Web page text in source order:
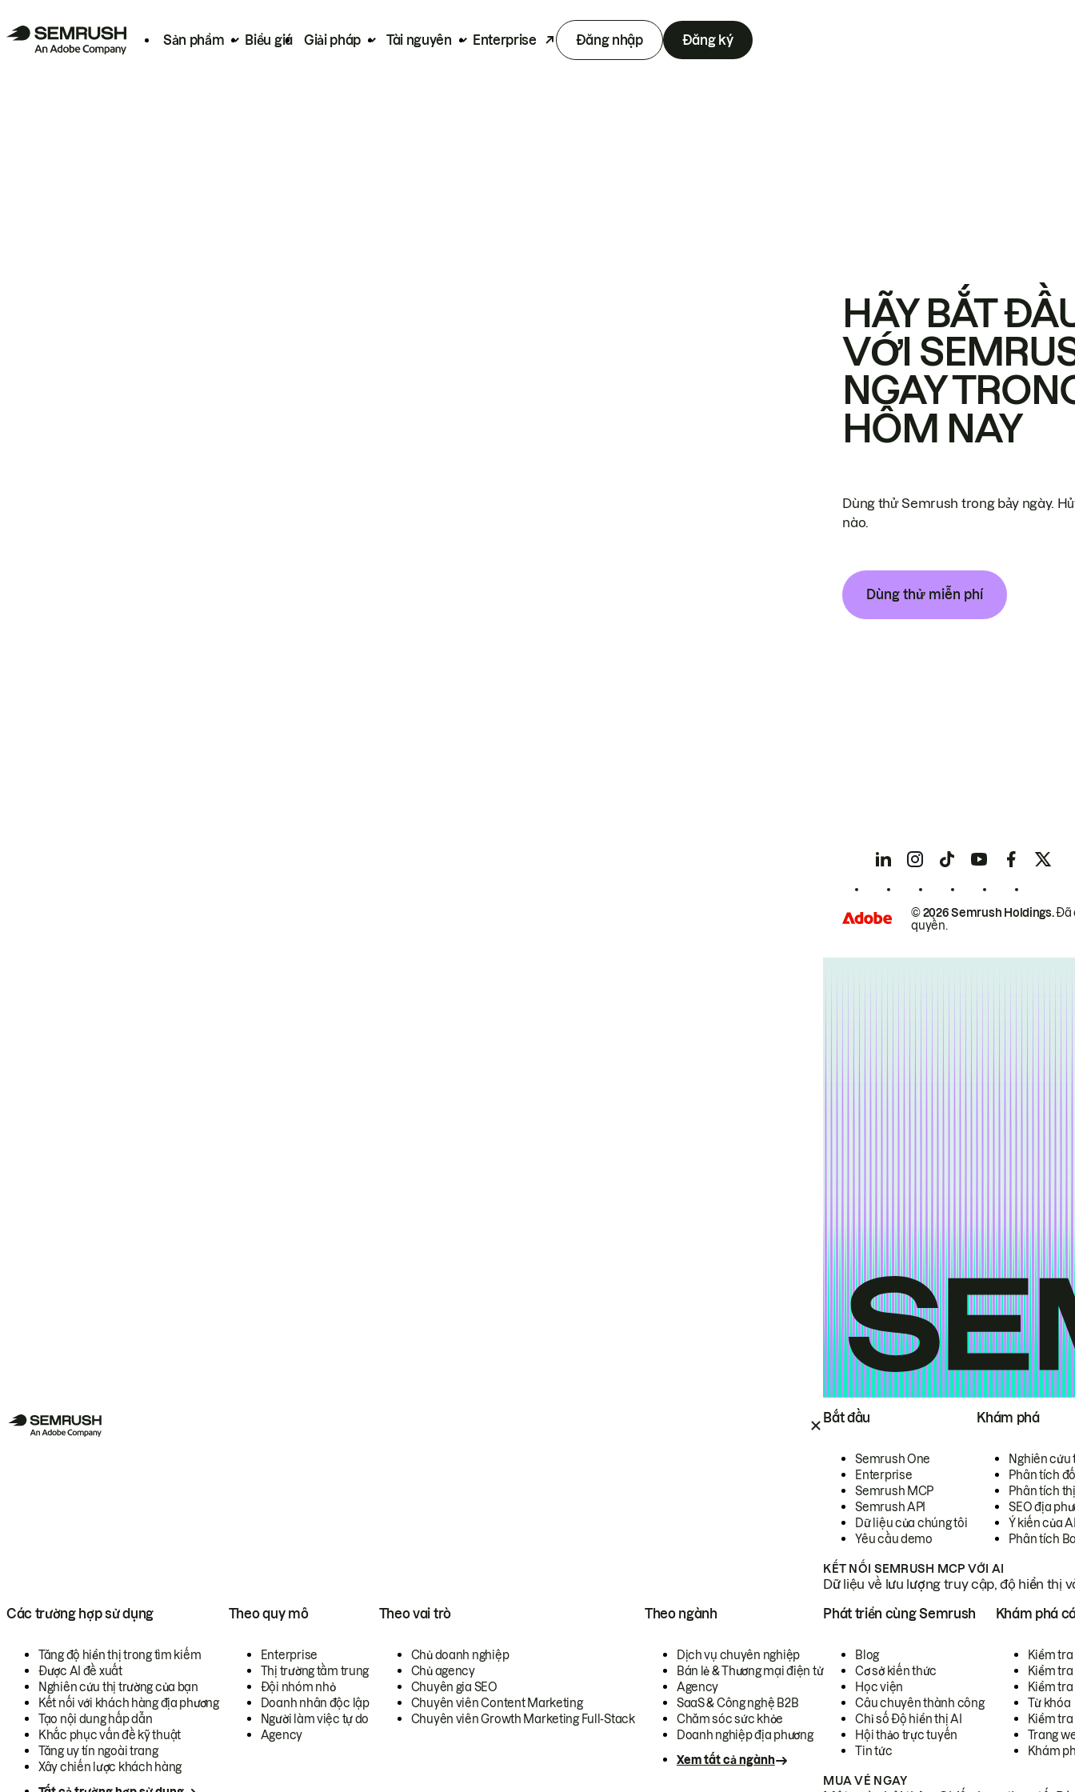
Sản phẩm Biểu giá Giải pháp Tài nguyên Enterprise Đăng nhập Đăng ký
Bắt đầu
Semrush One
Enterprise
Semrush MCP
Semrush API
Dữ liệu của chúng tôi
Yêu cầu demo
Khám phá
Nghiên cứu
Phân tích
Phân tích
SEO địa
Ý kiến của
Phân tích
KẾT NỐI SEMRUSH MCP VỚI AI
Dữ liệu về lưu lượng truy cập, độ hiển thị
Các trường hợp sử dụng
Tăng độ hiển thị trong tìm kiếm
Được AI đề xuất
Nghiên cứu thị trường của bạn
Kết nối với khách hàng địa phương
Tạo nội dung hấp dẫn
Khắc phục vấn đề kỹ thuật
Tăng uy tín ngoài trang
Xây chiến lược khách hàng
Theo quy mô
Enterprise
Thị trường tầm trung
Đội nhóm nhỏ
Doanh nhân độc lập
Người làm việc tự do
Agency
Theo vai trò
Chủ doanh nghiệp
Chủ agency
Chuyên gia SEO
Chuyên viên Content Marketing
Chuyên viên Growth Marketing Full-Stack
Theo ngành
Dịch vụ chuyên nghiệp
Bán lẻ & Thương mại điện tử
Agency
SaaS & Công nghệ B2B
Chăm sóc sức khỏe
Doanh nghiệp địa phương
Xem tất cả ngành
Phát triển cùng Semrush
Blog
Cơ sở kiến thức
Học viện
Câu chuyên thành công
Chỉ số Độ hiển thị AI
Hội thảo trực tuyến
Tin tức
Khám phá
Kiểm
Kiểm tra
Kiểm
Từ khóa
Kiểm
Trang
Khám
MUA VÉ NGAY
HÃY BẮT
VỚI
NGAY
HÔM NAY
Dùng thử Semrush trong bảy ngày.
nào.
Dùng thử miễn phí
© 2026 Semrush Holdings.Đã
quyền.